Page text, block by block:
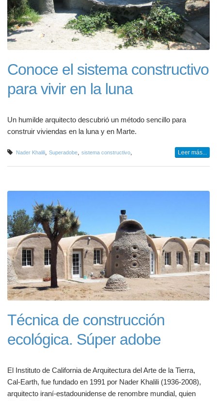
Conoce el sistema constructivo
para vivir en la luna
Un humilde arquitecto descubrió un método sencillo para
construir viviendas en la luna y en Marte.
Nader Khalili, Superadobe, sistema constructivo, Leer más...
Técnica de construcción
ecológica. Súper adobe
El Instituto de California de Arquitectura del Arte de la Tierra,
Cal-Earth, fue fundado en 1991 por Nader Khalili (1936-2008),
arquitecto iraní-estadounidense de renombre mundial, quien